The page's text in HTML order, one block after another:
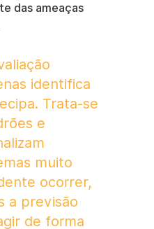
das ameaças
identifica
Trata-se
e
muito
ocorrer,
a previsão
de forma